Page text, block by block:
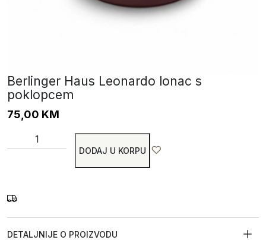
Berlinger Haus Leonardo lonac s
poklopcem
75,00 KM
DODAJ U KORPU
DETALJNIJE O PROIZVODU